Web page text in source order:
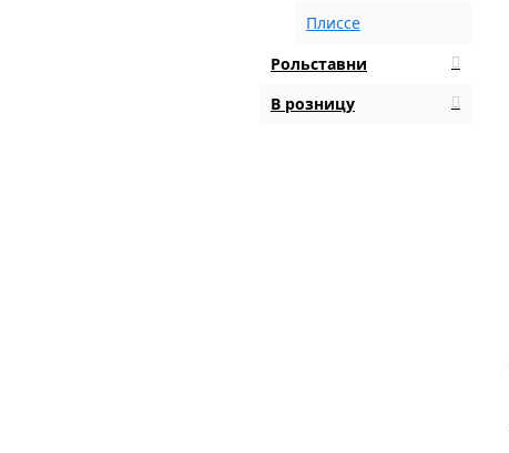
Плиссе
Рольставни
В розницу